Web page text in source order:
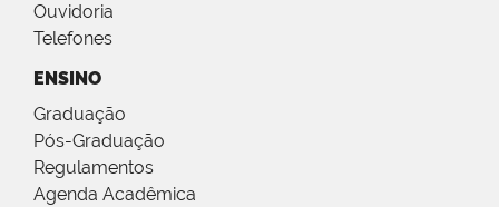
Ouvidoria
Telefones
ENSINO
Graduação
Pós-Graduação
Regulamentos
Agenda Acadêmica